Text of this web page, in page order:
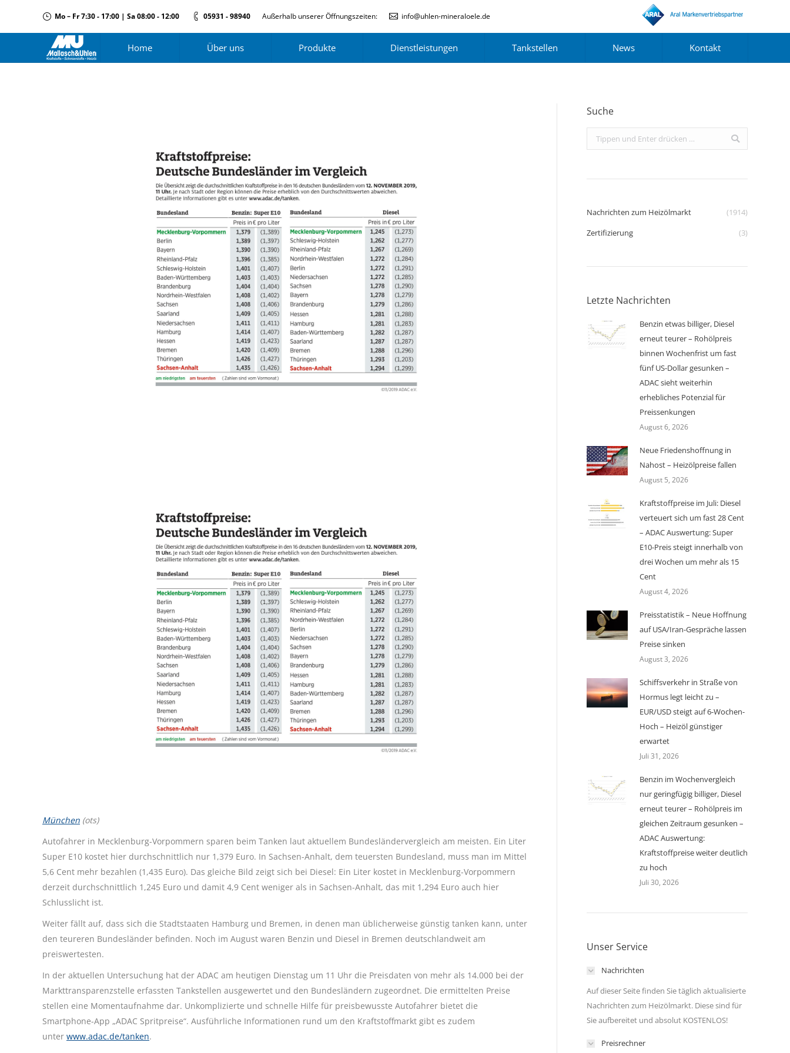
Mo – Fr 7:30 - 17:00 | Sa 08:00 - 12:00 05931 - 98940 Außerhalb unserer Öffnungszeiten: info@uhlen-mineraloele.de
Home Über uns Produkte Dienstleistungen Tankstellen News Kontakt
München (ots)
Autofahrer in Mecklenburg-Vorpommern sparen beim Tanken laut aktuellem Bundesländervergleich am meisten. Ein Liter
Super E10 kostet hier durchschnittlich nur 1,379 Euro. In Sachsen-Anhalt, dem teuersten Bundesland, muss man im Mittel
5,6 Cent mehr bezahlen (1,435 Euro). Das gleiche Bild zeigt sich bei Diesel: Ein Liter kostet in Mecklenburg-Vorpommern
derzeit durchschnittlich 1,245 Euro und damit 4,9 Cent weniger als in Sachsen-Anhalt, das mit 1,294 Euro auch hier
Schlusslicht ist.
Weiter fällt auf, dass sich die Stadtstaaten Hamburg und Bremen, in denen man üblicherweise günstig tanken kann, unter
den teureren Bundesländer befinden. Noch im August waren Benzin und Diesel in Bremen deutschlandweit am
preiswertesten.
In der aktuellen Untersuchung hat der ADAC am heutigen Dienstag um 11 Uhr die Preisdaten von mehr als 14.000 bei der
Markttransparenzstelle erfassten Tankstellen ausgewertet und den Bundesländern zugeordnet. Die ermittelten Preise
stellen eine Momentaufnahme dar. Unkomplizierte und schnelle Hilfe für preisbewusste Autofahrer bietet die
Smartphone-App „ADAC Spritpreise“. Ausführliche Informationen rund um den Kraftstoffmarkt gibt es zudem
unter www.adac.de/tanken.
Suche
Search:
Nachrichten zum Heizölmarkt
(1914)
Zertifizierung
(3)
Letzte Nachrichten
Benzin etwas billiger, Diesel
erneut teurer – Rohölpreis
binnen Wochenfrist um fast
fünf US-Dollar gesunken –
ADAC sieht weiterhin
erhebliches Potenzial für
Preissenkungen
August 6, 2026
Neue Friedenshoffnung in
Nahost – Heizölpreise fallen
August 5, 2026
Kraftstoffpreise im Juli: Diesel
verteuert sich um fast 28 Cent
– ADAC Auswertung: Super
E10-Preis steigt innerhalb von
drei Wochen um mehr als 15
Cent
August 4, 2026
Preisstatistik – Neue Hoffnung
auf USA/Iran-Gespräche lassen
Preise sinken
August 3, 2026
Schiffsverkehr in Straße von
Hormus legt leicht zu –
EUR/USD steigt auf 6-Wochen-
Hoch – Heizöl günstiger
erwartet
Juli 31, 2026
Benzin im Wochenvergleich
nur geringfügig billiger, Diesel
erneut teurer – Rohölpreis im
gleichen Zeitraum gesunken –
ADAC Auswertung:
Kraftstoffpreise weiter deutlich
zu hoch
Juli 30, 2026
Unser Service
Nachrichten
Auf dieser Seite finden Sie täglich aktualisierte
Nachrichten zum Heizölmarkt. Diese sind für
Sie aufbereitet und absolut KOSTENLOS!
Preisrechner